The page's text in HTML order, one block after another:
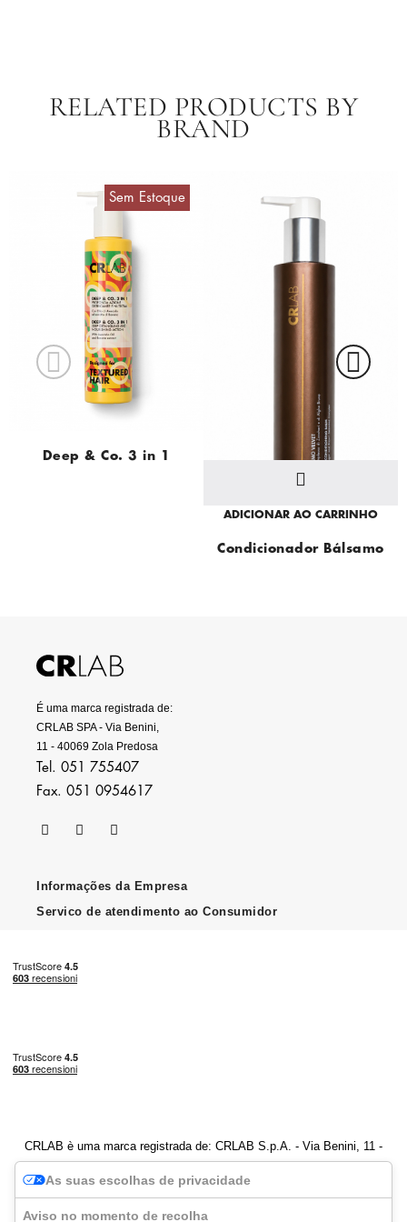
RELATED PRODUCTS BY
BRAND
Sem Estoque
Deep & Co. 3 in 1
ADICIONAR AO CARRINHO
Condicionador Bálsamo
É uma marca registrada de:
CRLAB SPA - Via Benini,
11 - 40069 Zola Predosa
Tel. 051 755407
Fax. 051 0954617
Informações da Empresa
Servico de atendimento ao Consumidor
CRLAB è uma marca registrada de: CRLAB S.p.A. - Via Benini, 11 -
As suas escolhas de privacidade
Aviso no momento de recolha